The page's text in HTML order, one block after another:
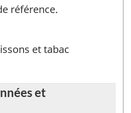
référence.
et tabac
et